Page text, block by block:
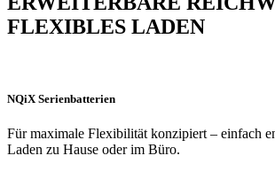
FLEXIBLES LADEN
NQiX Serienbatterien
Für maximale Flexibilität konzipiert – einfach
Laden zu Hause oder im Büro.